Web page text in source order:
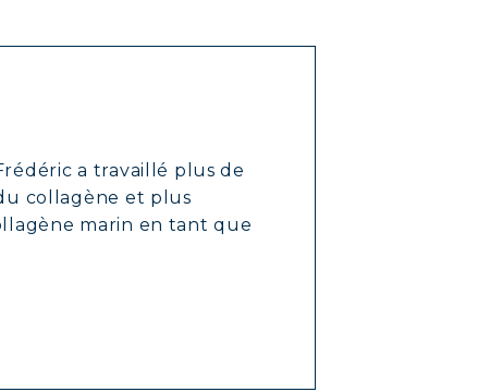
a travaillé plus de
collagène et plus
marin en tant que